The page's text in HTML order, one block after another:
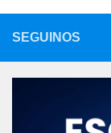
SEGUINOS